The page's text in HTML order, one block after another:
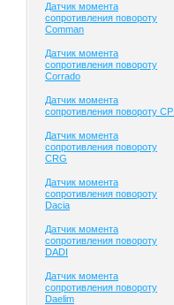
Датчик момента
сопротивления повороту
Comman
Датчик момента
сопротивления повороту
Corrado
Датчик момента
сопротивления повороту
Датчик момента
сопротивления повороту
CRG
Датчик момента
сопротивления повороту
Dacia
Датчик момента
сопротивления повороту
DADI
Датчик момента
сопротивления повороту
Daelim